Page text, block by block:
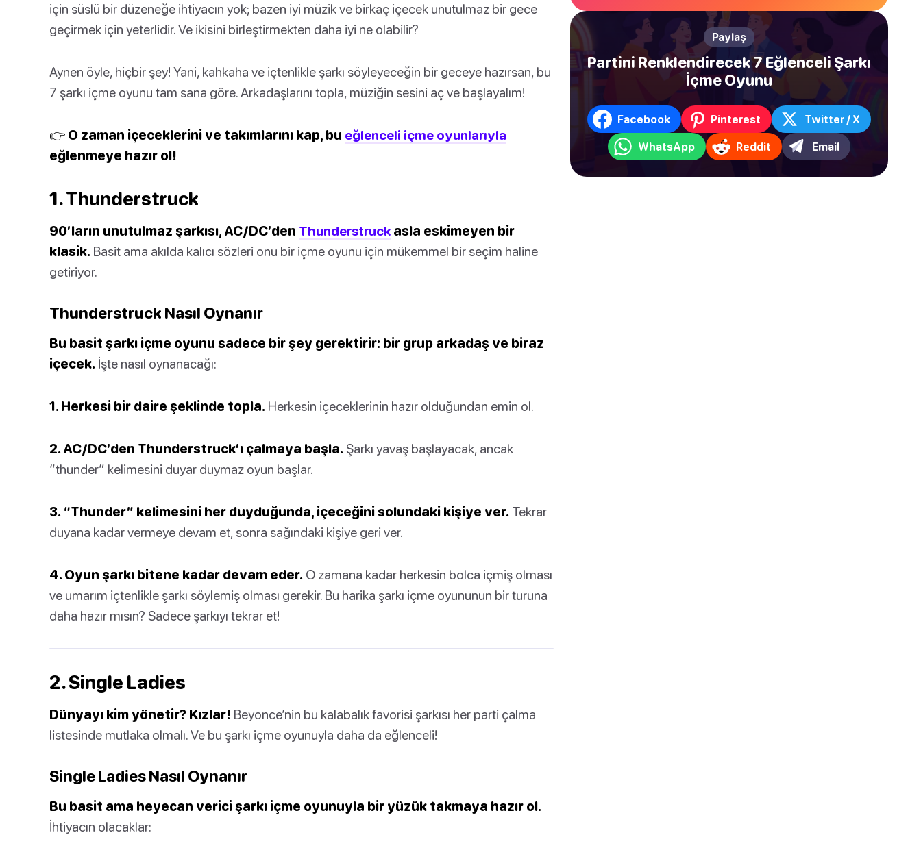
için süslü bir düzeneğe ihtiyacın yok; bazen iyi müzik ve birkaç içecek unutulmaz bir gece
geçirmek için yeterlidir. Ve ikisini birleştirmekten daha iyi ne olabilir?
Aynen öyle, hiçbir şey! Yani, kahkaha ve içtenlikle şarkı söyleyeceğin bir geceye hazırsan, bu
7 şarkı içme oyunu tam sana göre. Arkadaşlarını topla, müziğin sesini aç ve başlayalım!
👉 O zaman içeceklerini ve takımlarını kap, bu eğlenceli içme oyunlarıyla
eğlenmeye hazır ol!
1. Thunderstruck
90’ların unutulmaz şarkısı, AC/DC’den Thunderstruck asla eskimeyen bir
klasik. Basit ama akılda kalıcı sözleri onu bir içme oyunu için mükemmel bir seçim haline
getiriyor.
Thunderstruck Nasıl Oynanır
Bu basit şarkı içme oyunu sadece bir şey gerektirir: bir grup arkadaş ve biraz
içecek. İşte nasıl oynanacağı:
1. Herkesi bir daire şeklinde topla. Herkesin içeceklerinin hazır olduğundan emin ol.
2. AC/DC’den Thunderstruck’ı çalmaya başla. Şarkı yavaş başlayacak, ancak
“thunder” kelimesini duyar duymaz oyun başlar.
3. “Thunder” kelimesini her duyduğunda, içeceğini solundaki kişiye ver. Tekrar
duyana kadar vermeye devam et, sonra sağındaki kişiye geri ver.
4. Oyun şarkı bitene kadar devam eder. O zamana kadar herkesin bolca içmiş olması
ve umarım içtenlikle şarkı söylemiş olması gerekir. Bu harika şarkı içme oyununun bir turuna
daha hazır mısın? Sadece şarkıyı tekrar et!
2. Single Ladies
Dünyayı kim yönetir? Kızlar! Beyonce’nin bu kalabalık favorisi şarkısı her parti çalma
listesinde mutlaka olmalı. Ve bu şarkı içme oyunuyla daha da eğlenceli!
Single Ladies Nasıl Oynanır
Bu basit ama heyecan verici şarkı içme oyunuyla bir yüzük takmaya hazır ol.
İhtiyacın olacaklar:
Paylaş
Partini Renklendirecek 7 Eğlenceli Şarkı
İçme Oyunu
Facebook Pinterest Twitter / X
WhatsApp Reddit Email